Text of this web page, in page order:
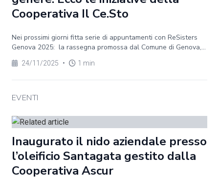
Cooperativa Il Ce.Sto
Nei prossimi giorni fitta serie di appuntamenti con ReSisters
Genova 2025: la rassegna promossa dal Comune di Genova,...
24/11/2025 • 1 min
EVENTI
Inaugurato il nido aziendale presso
l’oleificio Santagata gestito dalla
Cooperativa Ascur